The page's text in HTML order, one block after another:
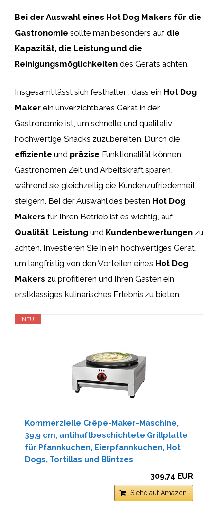
Bei der Auswahl eines Hot Dog Makers für die
Gastronomie sollte man besonders auf die
Kapazität, die Leistung und die
Reinigungsmöglichkeiten des Geräts achten.
Insgesamt lässt sich festhalten, dass ein Hot Dog
Maker ein unverzichtbares Gerät in der
Gastronomie ist, um schnelle und qualitativ
hochwertige Snacks zuzubereiten. Durch die
effiziente und präzise Funktionalität können
Gastronomen Zeit und Arbeitskraft sparen,
während sie gleichzeitig die Kundenzufriedenheit
steigern. Bei der Auswahl des besten Hot Dog
Makers für Ihren Betrieb ist es wichtig, auf
Qualität Leistung und Kundenbewertungen zu
achten. Investieren Sie in ein hochwertiges Gerät,
um langfristig von den Vorteilen eines Hot Dog
Makers zu profitieren und Ihren Gästen ein
erstklassiges kulinarisches Erlebnis zu bieten.
NEU
Kommerzielle Crêpe-Maker-Maschine,
39,9 cm, antihaftbeschichtete Grillplatte
für Pfannkuchen, Eierpfannkuchen, Hot
Dogs, Tortillas und Blintzes
309,74 EUR
Siehe auf Amazon